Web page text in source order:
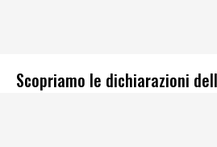
Scopriamo le dichiarazioni